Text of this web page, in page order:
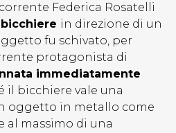
Federica Rosatelli
in direzione di un
fu schivato, per
protagonista di
immediatamente
il bicchiere vale una
oggetto in metallo come
al massimo di una